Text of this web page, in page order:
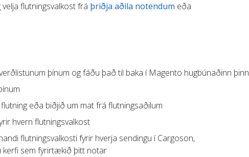
flutningsvalkost frá þriðja aðila notendum eða
þínum og fáðu það til baka í Magento hugbúnaðinn þinn
eða biðjið um mat frá flutningsaðilum
hvern flutningsvalkost
flutningsvalkosti fyrir hverja sendingu í Cargoson,
kerfi sem fyrirtækið þitt notar